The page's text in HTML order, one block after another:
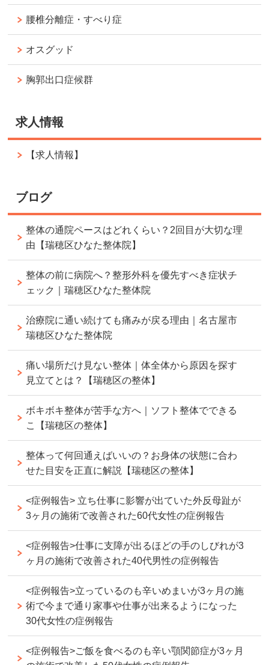
腰椎分離症・すべり症
オスグッド
胸郭出口症候群
求人情報
【求人情報】
ブログ
整体の通院ペースはどれくらい？2回目が大切な理
由【瑞穂区ひなた整体院】
整体の前に病院へ？整形外科を優先すべき症状チ
ェック｜瑞穂区ひなた整体院
治療院に通い続けても痛みが戻る理由｜名古屋市
瑞穂区ひなた整体院
痛い場所だけ見ない整体｜体全体から原因を探す
見立てとは？【瑞穂区の整体】
ボキボキ整体が苦手な方へ｜ソフト整体でできる
こ【瑞穂区の整体】
整体って何回通えばいいの？お身体の状態に合わ
せた目安を正直に解説【瑞穂区の整体】
<症例報告> 立ち仕事に影響が出ていた外反母趾が
3ヶ月の施術で改善された60代女性の症例報告
<症例報告>仕事に支障が出るほどの手のしびれが3
ヶ月の施術で改善された40代男性の症例報告
<症例報告>立っているのも辛いめまいが3ヶ月の施
術で今まで通り家事や仕事が出来るようになった
30代女性の症例報告
<症例報告>ご飯を食べるのも辛い顎関節症が3ヶ月